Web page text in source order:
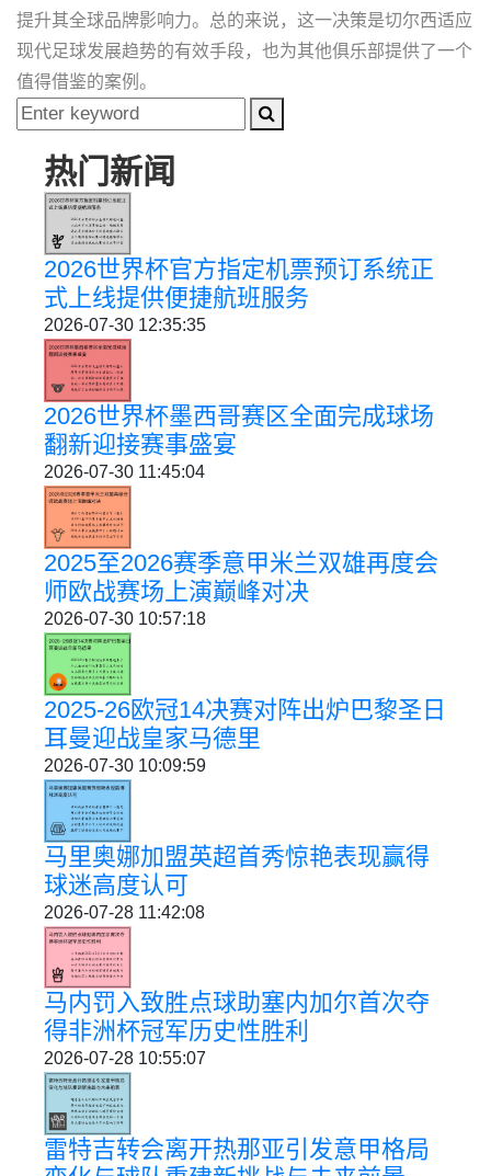
提升其全球品牌影响力。总的来说，这一决策是切尔西适应
现代足球发展趋势的有效手段，也为其他俱乐部提供了一个
值得借鉴的案例。
热门新闻
2026世界杯官方指定机票预订系统正
式上线提供便捷航班服务
2026-07-30 12:35:35
2026世界杯墨西哥赛区全面完成球场
翻新迎接赛事盛宴
2026-07-30 11:45:04
2025至2026赛季意甲米兰双雄再度会
师欧战赛场上演巅峰对决
2026-07-30 10:57:18
2025-26欧冠14决赛对阵出炉巴黎圣日
耳曼迎战皇家马德里
2026-07-30 10:09:59
马里奥娜加盟英超首秀惊艳表现赢得
球迷高度认可
2026-07-28 11:42:08
马内罚入致胜点球助塞内加尔首次夺
得非洲杯冠军历史性胜利
2026-07-28 10:55:07
雷特吉转会离开热那亚引发意甲格局